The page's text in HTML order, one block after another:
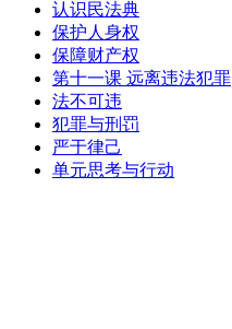
认识民法典
保护人身权
保障财产权
第十一课 远离违法犯罪
法不可违
犯罪与刑罚
严于律己
单元思考与行动